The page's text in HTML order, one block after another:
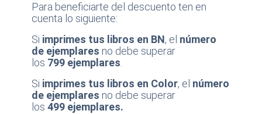
Para beneficiarte del descuento ten en
cuenta lo siguiente:
Si imprimes tus libros en BN, el número
de ejemplares no debe superar
los 799 ejemplares.
Si imprimes tus libros en Color, el número
de ejemplares no debe superar
los 499 ejemplares.